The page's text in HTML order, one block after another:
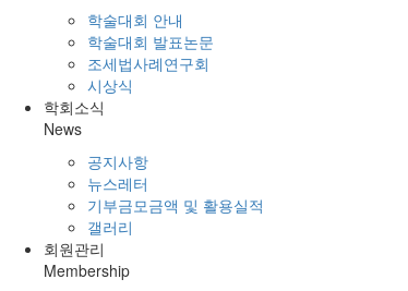
학술대회 안내
학술대회 발표논문
조세법사례연구회
시상식
학회소식
News
공지사항
뉴스레터
기부금모금액 및 활용실적
갤러리
회원관리
Membership